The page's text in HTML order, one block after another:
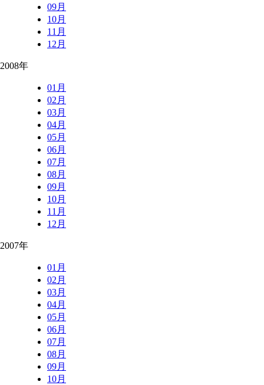
09月
10月
11月
12月
2008年
01月
02月
03月
04月
05月
06月
07月
08月
09月
10月
11月
12月
2007年
01月
02月
03月
04月
05月
06月
07月
08月
09月
10月